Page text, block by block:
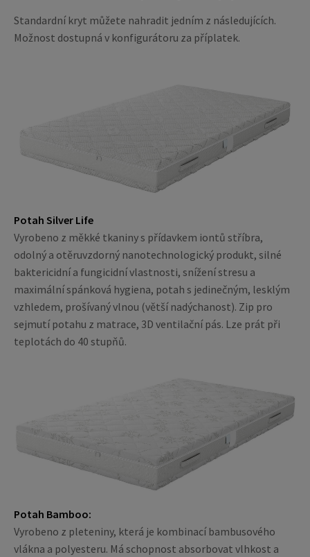
Standardní kryt můžete nahradit jedním z následujících.
Možnost dostupná v konfigurátoru za příplatek.
Potah Silver Life
Vyrobeno z měkké tkaniny s přídavkem iontů stříbra,
odolný a otěruvzdorný nanotechnologický produkt, silné
baktericidní a fungicidní vlastnosti, snížení stresu a
maximální spánková hygiena, potah s jedinečným, lesklým
vzhledem, prošívaný vlnou (větší nadýchanost). Zip pro
sejmutí potahu z matrace, 3D ventilační pás. Lze prát při
teplotách do 40 stupňů.
Potah Bamboo:
Vyrobeno z pleteniny, která je kombinací bambusového
vlákna a polyesteru. Má schopnost absorbovat vlhkost a